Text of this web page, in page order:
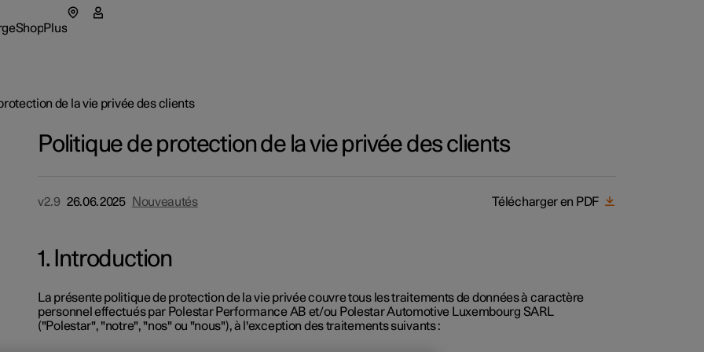
ShopPlus
4 SUV
votre offre
dans une nouvelle fenêtre)
Méthodes de financement
Prime financiere
à la newsletter
de la vie privée des clients
Politique de protection de la vie privée des clients
v2.9 26.06.2025 Nouveautés Télécharger en PDF
1. Introduction
La présente politique de protection de la vie privée couvre tous les traitements de données à caractère
personnel effectués par Polestar Performance AB et/ou Polestar Automotive Luxembourg SARL
("Polestar", "notre", "nos" ou "nous"), à l'exception des traitements suivants :